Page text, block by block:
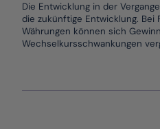
Die Entwicklung in der
die zukünftige Entwicklung. Bei
Währungen können sich
Wechselkursschwankungen